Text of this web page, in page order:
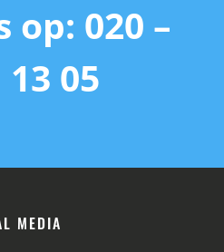
op: 020 –
13 05
MEDIA